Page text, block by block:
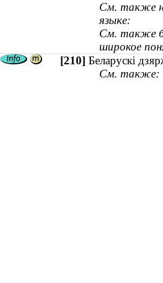
См. также
языке:
См. также
широкое
[210] Беларускі
См. также: